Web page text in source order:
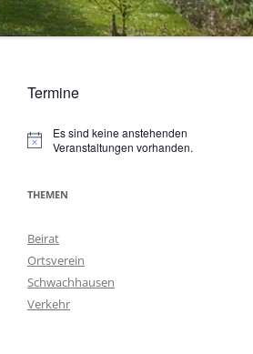
Termine
Hinweis
Es sind keine anstehenden
Veranstaltungen vorhanden.
THEMEN
Beirat
Ortsverein
Schwachhausen
Verkehr